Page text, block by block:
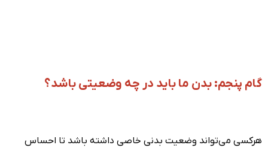
گام پنجم: بدن ما باید در چه وضعیتی باشد؟
هرکسی می‌تواند وضعیت بدنی خاصی داشته باشد تا احساس